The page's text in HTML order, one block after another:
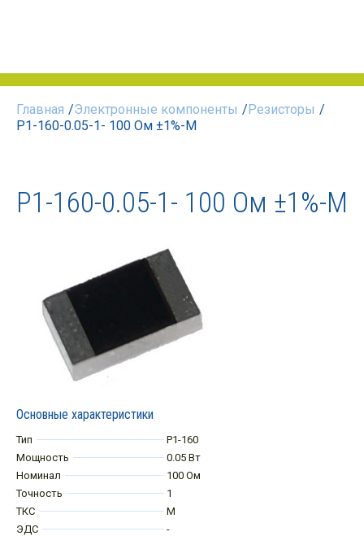
Главная /Электронные компоненты /Резисторы /
Р1-160-0.05-1- 100 Ом ±1%-М
Р1-160-0.05-1- 100 Ом ±1%-М
Основные характеристики
Тип
Р1-160
Мощность
0.05 Вт
Номинал
100 Ом
Точность
1
ТКС
М
ЭДС
-